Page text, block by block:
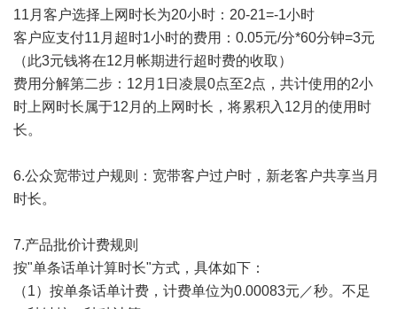
11月客户选择上网时长为20小时：20-21=-1小时
客户应支付11月超时1小时的费用：0.05元/分*60分钟=3元
（此3元钱将在12月帐期进行超时费的收取）
费用分解第二步：12月1日凌晨0点至2点，共计使用的2小
时上网时长属于12月的上网时长，将累积入12月的使用时
长。
6.公众宽带过户规则：宽带客户过户时，新老客户共享当月
时长。
7.产品批价计费规则
按"单条话单计算时长"方式，具体如下：
（1）按单条话单计费，计费单位为0.00083元／秒。不足